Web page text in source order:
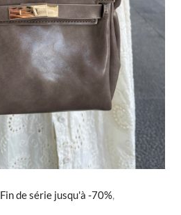
Fin de série jusqu'à -70%,